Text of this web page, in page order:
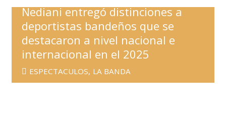
Nediani entregó distinciones a
deportistas bandeños que se
destacaron a nivel nacional e
internacional en el 2025
ESPECTACULOS, LA BANDA